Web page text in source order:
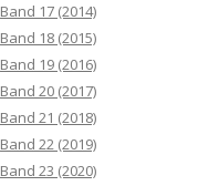
Band 17 (2014)
Band 18 (2015)
Band 19 (2016)
Band 20 (2017)
Band 21 (2018)
Band 22 (2019)
Band 23 (2020)